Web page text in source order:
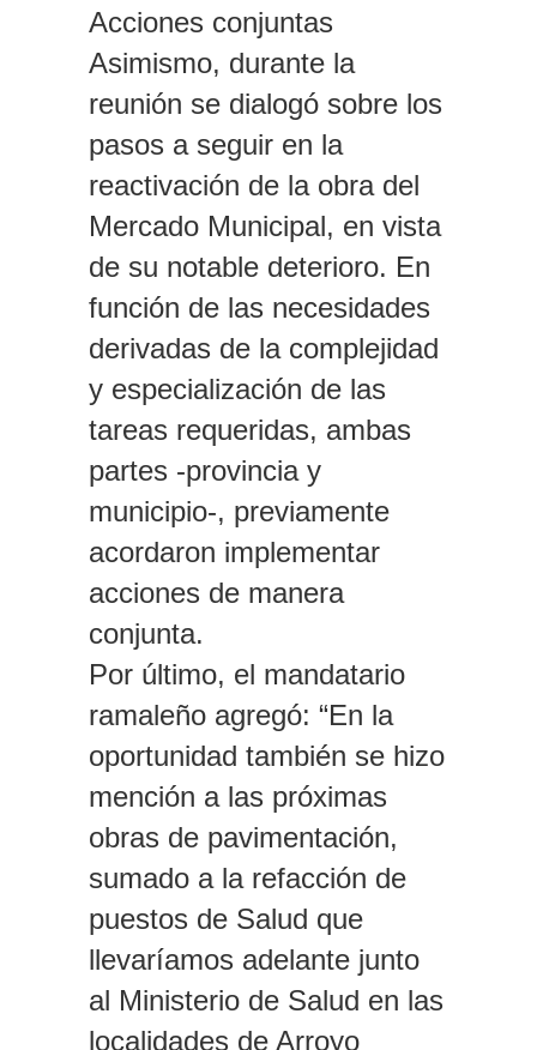
Acciones conjuntas
Asimismo, durante la
reunión se dialogó sobre los
pasos a seguir en la
reactivación de la obra del
Mercado Municipal, en vista
de su notable deterioro. En
función de las necesidades
derivadas de la complejidad
y especialización de las
tareas requeridas, ambas
partes -provincia y
municipio-, previamente
acordaron implementar
acciones de manera
conjunta.
Por último, el mandatario
ramaleño agregó: “En la
oportunidad también se hizo
mención a las próximas
obras de pavimentación,
sumado a la refacción de
puestos de Salud que
llevaríamos adelante junto
al Ministerio de Salud en las
localidades de Arroyo